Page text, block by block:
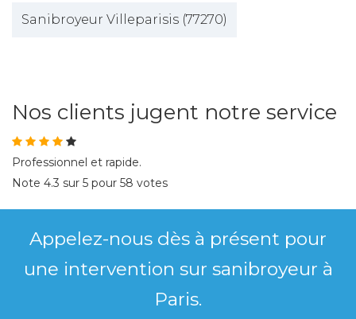
Sanibroyeur Villeparisis (77270)
Nos clients jugent notre service
Professionnel et rapide.
Note 4.3 sur 5 pour 58 votes
Appelez-nous dès à présent pour
une intervention sur sanibroyeur à
Paris.